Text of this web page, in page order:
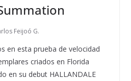
Feijoó G.
en esta prueba de velocidad
criados en Florida
en su debut HALLANDALE